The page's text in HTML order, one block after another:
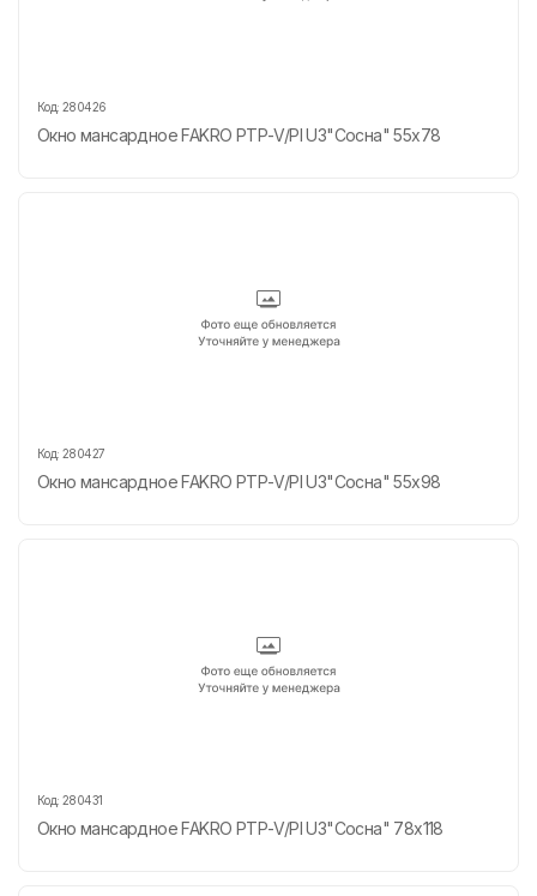
Код: 280426
Окно мансардное FAKRO РТР-V/PI U3"Сосна" 55х78
Код: 280427
Окно мансардное FAKRO РТР-V/PI U3"Сосна" 55х98
Код: 280431
Окно мансардное FAKRO РТР-V/PI U3"Сосна" 78х118